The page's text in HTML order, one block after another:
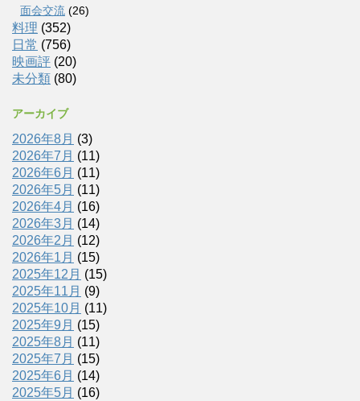
面会交流 (26)
料理 (352)
日常 (756)
映画評 (20)
未分類 (80)
アーカイブ
2026年8月 (3)
2026年7月 (11)
2026年6月 (11)
2026年5月 (11)
2026年4月 (16)
2026年3月 (14)
2026年2月 (12)
2026年1月 (15)
2025年12月 (15)
2025年11月 (9)
2025年10月 (11)
2025年9月 (15)
2025年8月 (11)
2025年7月 (15)
2025年6月 (14)
2025年5月 (16)